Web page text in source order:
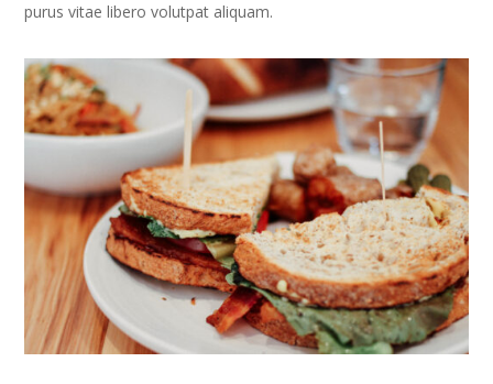
purus vitae libero volutpat aliquam.